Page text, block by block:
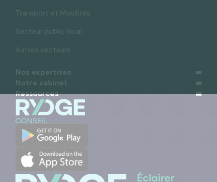
Transport et Mobilités
Secteur public local
Autres secteurs
Nos expertises
Notre cabinet
Ressources